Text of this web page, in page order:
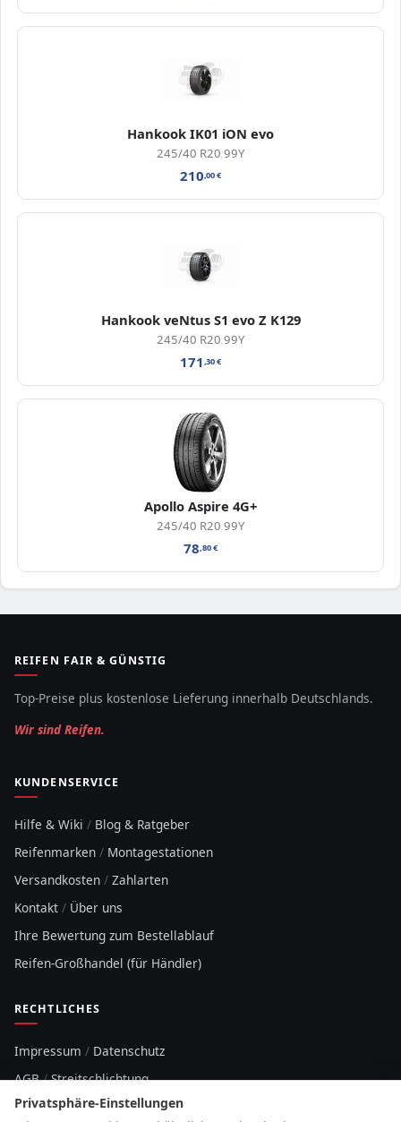
Hankook IK01 iON evo
245/40 R20 99Y
210,00€
Hankook veNtus S1 evo Z K129
245/40 R20 99Y
171,30€
Apollo Aspire 4G+
245/40 R20 99Y
78,80€
REIFEN FAIR & GÜNSTIG
Top-Preise plus kostenlose Lieferung innerhalb Deutschlands.
Wir sind Reifen.
KUNDENSERVICE
Hilfe & Wiki / Blog & Ratgeber
Reifenmarken / Montagestationen
Versandkosten / Zahlarten
Kontakt / Über uns
Ihre Bewertung zum Bestellablauf
Reifen-Großhandel (für Händler)
RECHTLICHES
Impressum / Datenschutz
AGB/Streitschlichtung
Sitemap
Privatsphäre-Einstellungen